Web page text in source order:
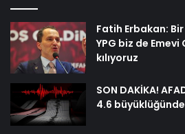
Fatih Erbakan:
YPG biz de
kılıyoruz
SON DAKİKA!
4.6